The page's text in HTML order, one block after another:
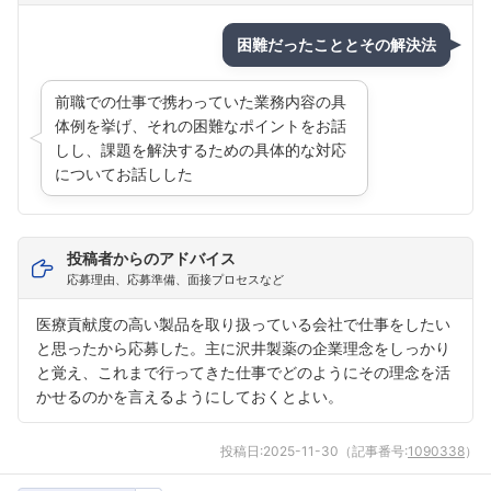
困難だったこととその解決法
前職での仕事で携わっていた業務内容の具
体例を挙げ、それの困難なポイントをお話
しし、課題を解決するための具体的な対応
についてお話しした
投稿者からのアドバイス
応募理由、応募準備、面接プロセスなど
医療貢献度の高い製品を取り扱っている会社で仕事をしたい
と思ったから応募した。主に沢井製薬の企業理念をしっかり
と覚え、これまで行ってきた仕事でどのようにその理念を活
かせるのかを言えるようにしておくとよい。
投稿日:2025-11-30 （記事番号:1090338）